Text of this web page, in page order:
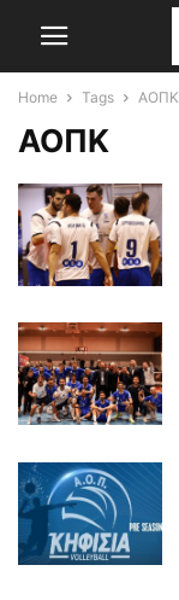
Home Tags ΑΟΠΚ
ΑΟΠΚ